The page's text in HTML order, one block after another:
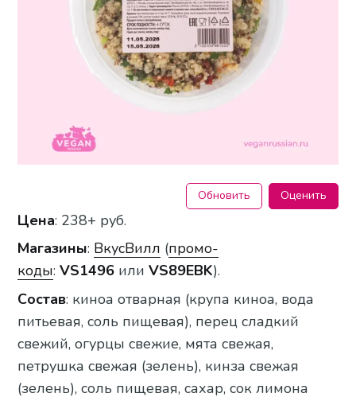
Обновить Оценить
Цена: 238+ руб.
Магазины: ВкусВилл (промо-
коды:VS1496 или VS89EBK).
Состав: киноа отварная (крупа киноа, вода
питьевая, соль пищевая), перец сладкий
свежий, огурцы свежие, мята свежая,
петрушка свежая (зелень), кинза свежая
(зелень), соль пищевая, сахар, сок лимона